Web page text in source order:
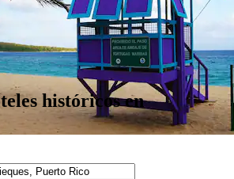
históricos en